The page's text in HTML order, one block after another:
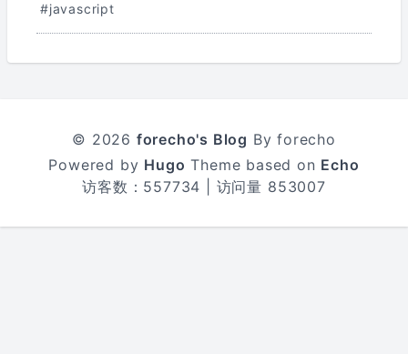
#javascript
© 2026 forecho's Blog By forecho
Powered by Hugo Theme based on Echo
访客数： 557734 | 访问量 853007